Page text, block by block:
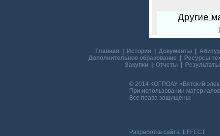
Другие
Главная История Документы|
Дополнительное образование
Ресурсы
Закупки| Отчеты|
© 2014 КОГПОАУ «Вятский
При использовании
Все права защищены.
Разработка сайта: EFFECT